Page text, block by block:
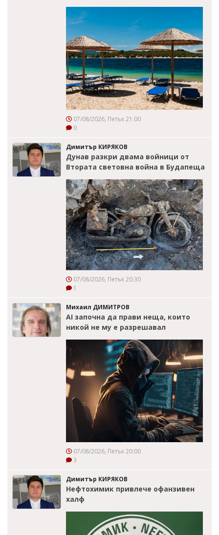
07/08/2026, Петък 21:00
0
Димитър КИРЯКОВ
Дунав разкри двама войници от
Втората световна война в Будапеща
07/08/2026, Петък 20:30
1
Михаил ДИМИТРОВ
AI започна да прави неща, които
никой не му е разрешавал
07/08/2026, Петък 20:00
3
Димитър КИРЯКОВ
Нефтохимик привлече офанзивен
халф